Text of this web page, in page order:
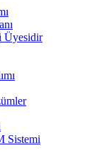
Üyesidir
Sistemi